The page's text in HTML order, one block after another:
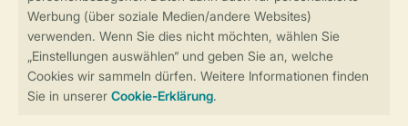
Sicherstellung Deiner Privatsphäre
Sicheres Bezahlen